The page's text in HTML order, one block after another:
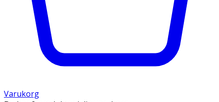
Varukorg